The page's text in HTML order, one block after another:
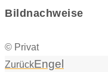
Bildnachweise
© Privat
ZurückEngel